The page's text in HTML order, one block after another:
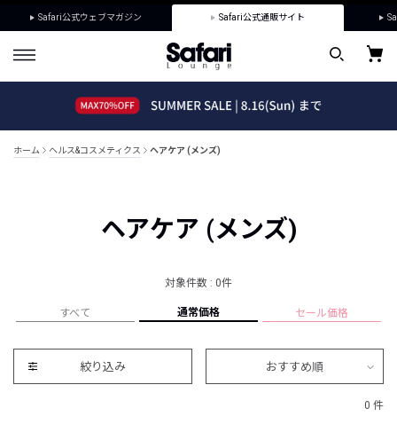
Safari公式ウェブマガジン Safari公式通販サイト
ホーム ヘルス&コスメティクス ヘアケア (メンズ)
ヘアケア (メンズ)
対象件数 : 0件
すべて 通常価格 セール価格
絞り込み おすすめ順
0 件